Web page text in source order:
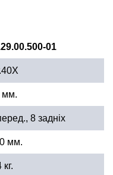
01
мм.
8 задніх
мм.
кг.